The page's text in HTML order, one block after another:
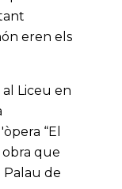
eren els
Liceu en
“El
obra que
Palau de